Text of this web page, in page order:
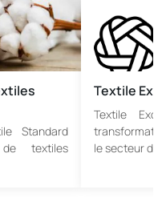
Standard
textiles
Textile
Textile
le secteur de